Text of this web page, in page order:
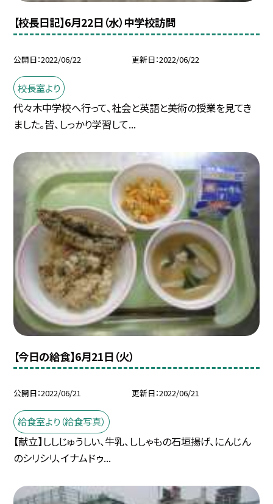
【校長日記】6月22日（水）中学校訪問
公開日 2022/06/22 更新日 2022/06/22
校長室より
代々木中学校へ行って、社会と英語と美術の授業を見てき
ました。皆、しっかり学習して...
【今日の給食】6月21日（火）
公開日 2022/06/21 更新日 2022/06/21
給食室より（給食写真）
【献立】ししじゅうしい、牛乳、ししゃもの石垣揚げ、にんじん
のシリシリ、イナムドゥ...